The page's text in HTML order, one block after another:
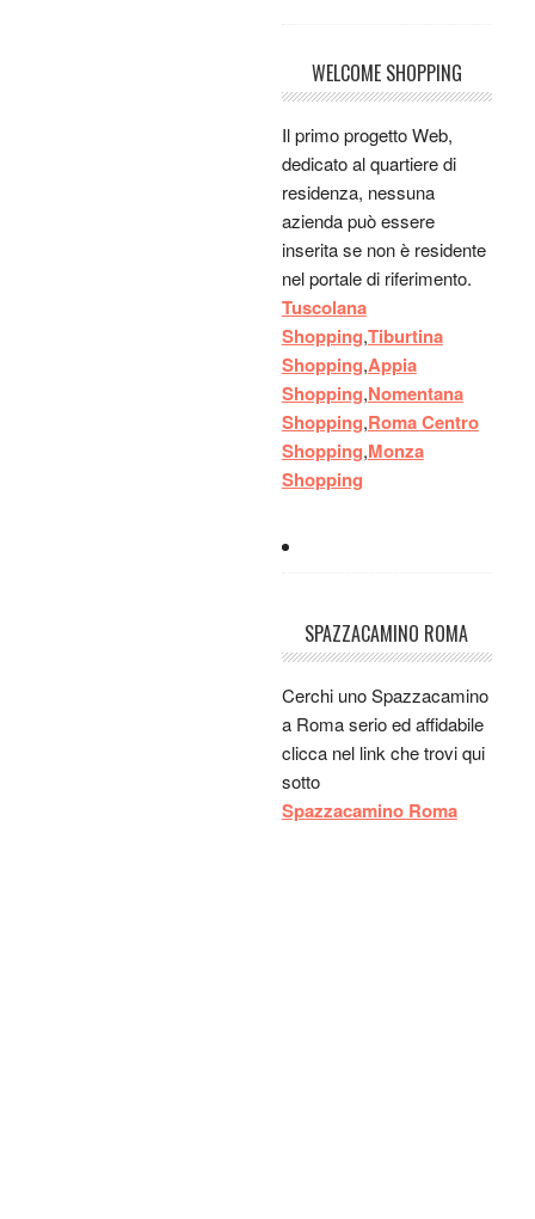
e 2012, MATTARELLO
D'ORO 2011 e
TAGLIATELLA D'ORO
2012
Guest:j
Guest:k
Guest:k
Guest:k
Guest:k
Guest:k
Paolo:ciao a tutti sono da
poco a bologna,dove
posso mangiare bene la
carne?
Gildo:io uso misiedo.com
Guest:slappp
Guest:e un ristorante
veloce vicino alla stazione
a bologna?
Jul 15, 2014 - 04:56:25
WELCOME SHOPPING
Il primo progetto Web,
dedicato al quartiere di
residenza, nessuna
azienda può essere
inserita se non è residente
nel portale di riferimento.
Tuscolana
Shopping,Tiburtina
Shopping,Appia
Shopping,Nomentana
Shopping,Roma Centro
Shopping,Monza
Shopping
SPAZZACAMINO ROMA
Cerchi uno Spazzacamino
a Roma serio ed affidabile
clicca nel link che trovi qui
sotto
Spazzacamino Roma